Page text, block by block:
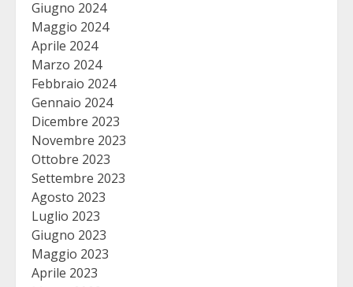
Giugno 2024
Maggio 2024
Aprile 2024
Marzo 2024
Febbraio 2024
Gennaio 2024
Dicembre 2023
Novembre 2023
Ottobre 2023
Settembre 2023
Agosto 2023
Luglio 2023
Giugno 2023
Maggio 2023
Aprile 2023